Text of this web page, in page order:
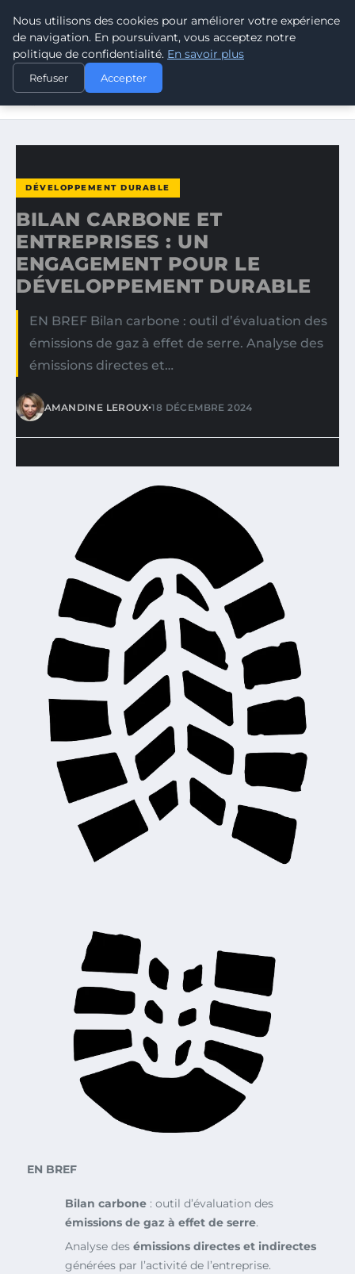
CLIMATE GUARDIAN
ACCUEIL
DÉVELOPPEMENT DURABLE
BILAN CARBONE ET ENTREPRISES : UN ENGAGEMENT POUR
DÉVELOPPEMENT DURABLE
BILAN CARBONE ET
ENTREPRISES : UN
ENGAGEMENT POUR LE
DÉVELOPPEMENT DURABLE
EN BREF Bilan carbone : outil d’évaluation des
émissions de gaz à effet de serre. Analyse des
émissions directes et…
AMANDINE LEROUX•18 DÉCEMBRE 2024
EN BREF
Bilan carbone : outil d’évaluation des
émissions de gaz à effet de serre.
Analyse des émissions directes et indirectes
générées par l’activité de l’entreprise.
Nous utilisons des cookies pour améliorer votre expérience
de navigation. En poursuivant, vous acceptez notre
politique de confidentialité. En savoir plus
Refuser Accepter